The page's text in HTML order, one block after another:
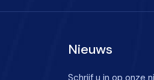
Nieuws
Schrijf u in op onze